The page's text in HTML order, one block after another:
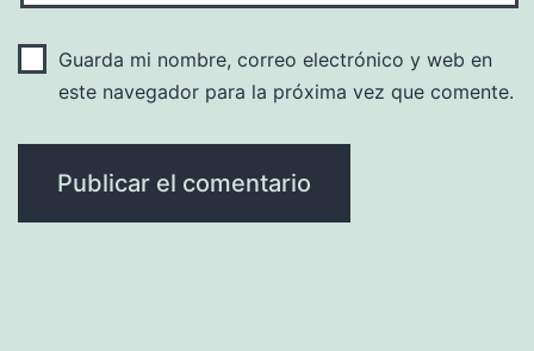
Guarda mi nombre, correo electrónico y web en
este navegador para la próxima vez que comente.